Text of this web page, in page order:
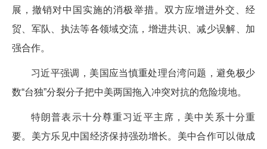
展，撤销对中国实施的消极举措。双方应增进外交、经
贸、军队、执法等各领域交流，增进共识、减少误解、加
强合作。
习近平强调，美国应当慎重处理台湾问题，避免极少
数“台独”分裂分子把中美两国拖入冲突对抗的危险境地。
特朗普表示十分尊重习近平主席，美中关系十分重
要。美方乐见中国经济保持强劲增长。美中合作可以做成